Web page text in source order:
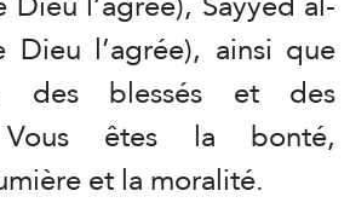
Dieu l’agrée), ainsi que
des blessés et des
Vous êtes la bonté,
et la moralité.